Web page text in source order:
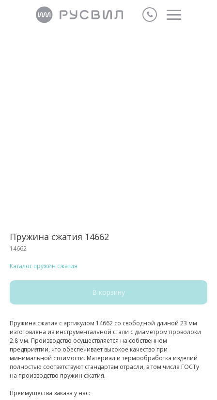
Пружина сжатия 14662
14662
Каталог пружин сжатия
В корзину
Пружина сжатия с артикулом 14662 со свободной длиной 23 мм
изготовлена из инструментальной стали с диаметром проволоки
2.8 мм. Производство осуществляется на собственном
предприятии, что обеспечивает высокое качество при
минимальной стоимости. Материал и термообработка изделий
полностью соответствуют стандартам отрасли, в том числе ГОСТу
на производство пружин сжатия.
Преимущества заказа у нас: